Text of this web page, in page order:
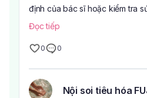
định của bác sĩ hoặc kiểm tra
theo dõi tình trạng hệ tiêu hóa
Tại Bệnh viện Âu Cơ, dịch vụ
Hệ thống nội soi Fujifilm (Nhật
Tích hợp Trí tuệ nhân tạo (AI)
Đọc tiếp
0 0
Nội soi tiêu hóa